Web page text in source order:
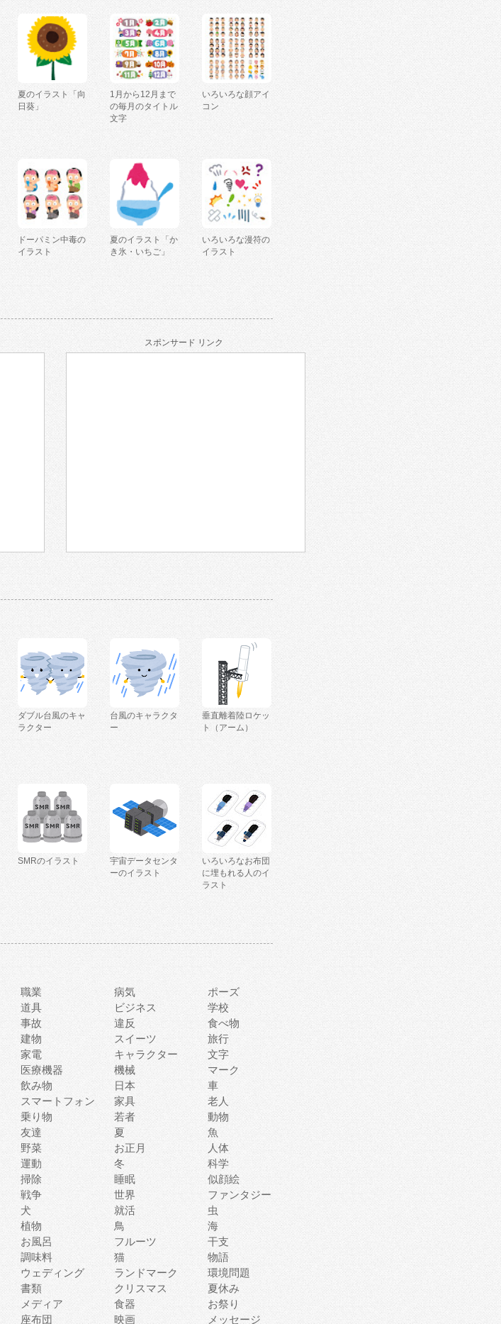
夏のイラスト「向
日葵」
1月から12月まで
の毎月のタイトル
文字
いろいろな顔アイ
コン
ドーパミン中毒の
イラスト
夏のイラスト「か
き氷・いちご」
いろいろな漫符の
イラスト
スポンサード リンク
ダブル台風のキャ
ラクター
台風のキャラクタ
ー
垂直離着陸ロケッ
ト（アーム）
SMRのイラスト
宇宙データセンタ
ーのイラスト
いろいろなお布団
に埋もれる人のイ
ラスト
職業 病気
ポーズ
道具 ビジネス
学校
事故 違反
食べ物
建物 スイーツ
旅行
家電 キャラクター
文字
医療機器 機械
マーク
飲み物 日本
車
スマートフォン 家具
老人
乗り物 若者
動物
友達 夏
魚
野菜 お正月
人体
運動 冬
科学
掃除 睡眠
似顔絵
戦争 世界
ファンタジー
犬 就活
虫
植物 鳥
海
お風呂 フルーツ
干支
調味料 猫
物語
ウェディング ランドマーク
環境問題
書類 クリスマス
夏休み
メディア 食器
お祭り
座布団 映画 メッセージ